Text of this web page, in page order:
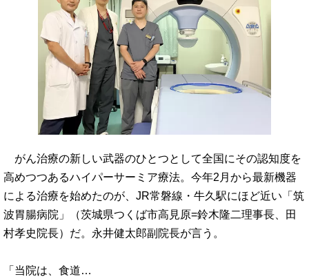
がん治療の新しい武器のひとつとして全国にその認知度を
高めつつあるハイパーサーミア療法。今年2月から最新機器
による治療を始めたのが、JR常磐線・牛久駅にほど近い「筑
波胃腸病院」（茨城県つくば市高見原=鈴木隆二理事長、田
村孝史院長）だ。永井健太郎副院長が言う。
「当院は、食道…